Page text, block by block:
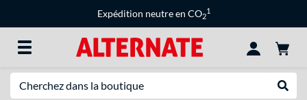
Expédition neutre en CO2
1